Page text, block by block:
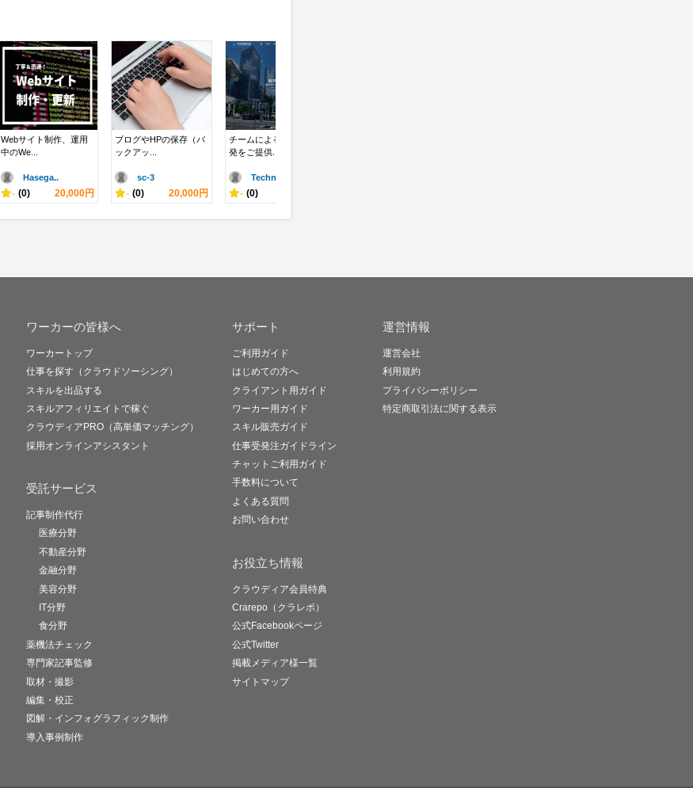
Webサイト制作、運用
中のWe...
Hasega..
- (0) 20,000円
ブログやHPの保存（バ
ックアッ...
sc-3
- (0) 20,000円
チームによる適切な開
発をご提供...
Techno..
- (0)
ワーカーの皆様へ
ワーカートップ
仕事を探す（クラウドソーシング）
スキルを出品する
スキルアフィリエイトで稼ぐ
クラウディアPRO（高単価マッチング）
採用オンラインアシスタント
受託サービス
記事制作代行
医療分野
不動産分野
金融分野
美容分野
IT分野
食分野
薬機法チェック
専門家記事監修
取材・撮影
編集・校正
図解・インフォグラフィック制作
導入事例制作
サポート
ご利用ガイド
はじめての方へ
クライアント用ガイド
ワーカー用ガイド
スキル販売ガイド
仕事受発注ガイドライン
チャットご利用ガイド
手数料について
よくある質問
お問い合わせ
お役立ち情報
クラウディア会員特典
Crarepo（クラレポ）
公式Facebookページ
公式Twitter
掲載メディア様一覧
サイトマップ
運営情報
運営会社
利用規約
プライバシーポリシー
特定商取引法に関する表示